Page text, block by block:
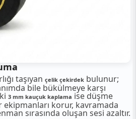
taşıyan çelik çekirdek bulunur;
bile bükülmeye karşı
3 mm kauçuk kaplama ise düşme
ekipmanları korur, kavramada
sırasında oluşan sesi azaltır.